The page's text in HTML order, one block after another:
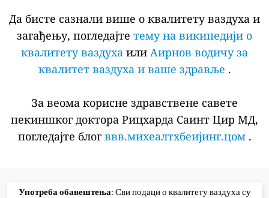
Да бисте сазнали више о квалитету ваздуха и
загађењу, погледајте тему на википедији о
квалитету ваздуха или Аирнов водичу за
квалитет ваздуха и ваше здравље .
За веома корисне здравствене савете
пекиншког доктора Рицхарда Саинт Цир МД,
погледајте блог ввв.михеалтхбеијинг.цом.
Употреба обавештења: Сви подаци о квалитету ваздуха су